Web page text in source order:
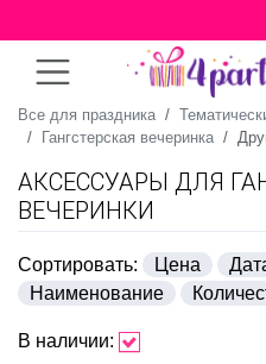
Все для праздника
Гангстерская вечеринка
АКСЕССУАРЫ ДЛЯ
ВЕЧЕРИНКИ
Сортировать: Цена
Наименование
В наличии: